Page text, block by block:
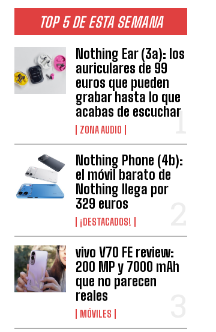
TOP 5 DE ESTA SEMANA
Nothing Ear (3a): los
auriculares de 99
euros que pueden
grabar hasta lo que
acabas de escuchar
ZONA AUDIO
Nothing Phone (4b):
el móvil barato de
Nothing llega por
329 euros
¡DESTACADOS!
vivo V70 FE review:
200 MP y 7000 mAh
que no parecen
reales
MÓVILES